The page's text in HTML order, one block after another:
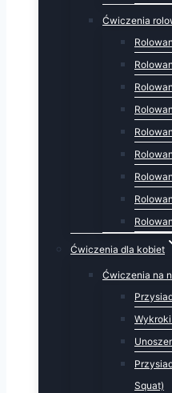
Ćwiczenia
Ćwiczenia dla kobiet
Ćwiczenia na
Squat)